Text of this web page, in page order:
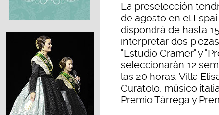
La preselección
de agosto en el
dispondrá de hasta
interpretar dos
"Estudio Cramer" y
seleccionarán 12
las 20 horas, Villa
Curatolo, músico
Premio Tárrega y